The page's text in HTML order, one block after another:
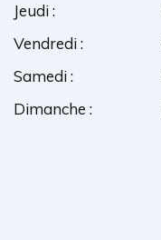
Jeudi :
Vendredi :
Samedi :
Dimanche :